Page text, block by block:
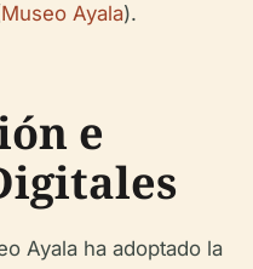
Museo Ayala).
e
Ayala ha adoptado la